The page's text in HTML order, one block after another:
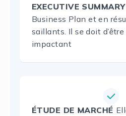
EXECUTIVE SUMMARY
Business Plan et en
saillants. Il se doit
impactant
ÉTUDE DE MARCHÉ